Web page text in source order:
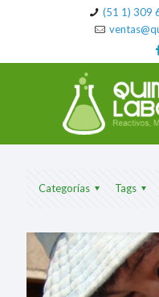
(51 1) 309
Categorías Tags